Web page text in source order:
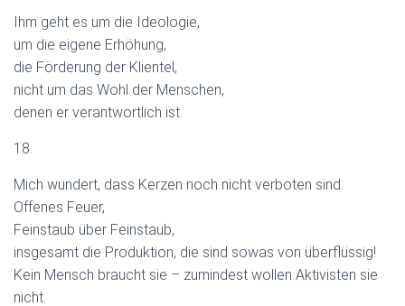
Ihm geht es um die Ideologie,
um die eigene Erhöhung,
die Förderung der Klientel,
nicht um das Wohl der Menschen,
denen er verantwortlich ist.
18.
Mich wundert, dass Kerzen noch nicht verboten sind:
Offenes Feuer,
Feinstaub über Feinstaub,
insgesamt die Produktion, die sind sowas von überflüssig!
Kein Mensch braucht sie – zumindest wollen Aktivisten sie
nicht.